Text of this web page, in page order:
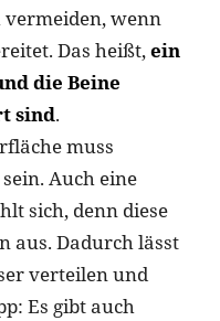
vermeiden, wenn
Das heißt,ein
die Beine
sind.
muss
Auch eine
sich, denn diese
aus. Dadurch lässt
verteilen und
Es gibt auch